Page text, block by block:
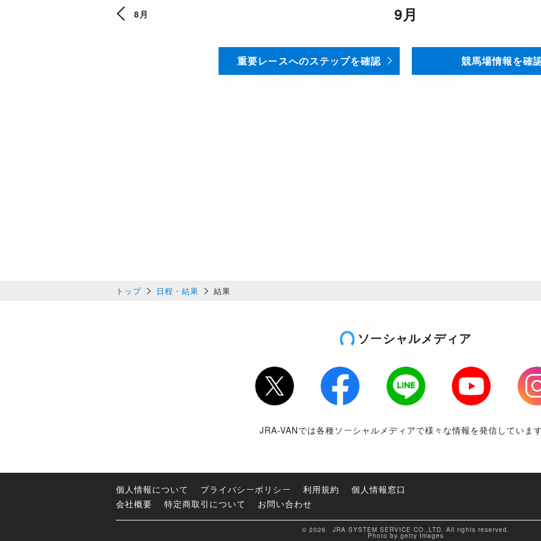
8月 9月
重要レースへのステップを確認 競馬場情報を確
トップ 日程・結果 結果
ソーシャルメディア
Twitter LINE Youtube
JRA-VANでは各種ソーシャルメディアで様々な情報を発信しています
個人情報について プライバシーポリシー 利用規約
個人情報窓口
会社概要
特定商取引について お問い合わせ
© 2026 JRA SYSTEM SERVICE CO.,LTD. All rights reserved.
Photo by getty Images